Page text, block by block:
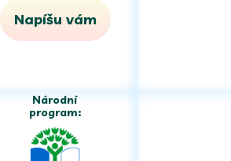
Napíšu vám
Národní
program: